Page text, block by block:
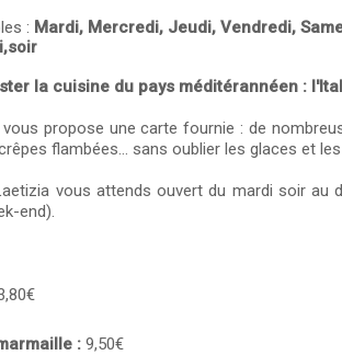
: Mardi, Mercredi, Jeudi, Vendredi,
la cuisine du pays méditérannéen :
propose une carte fournie : de
flambées… sans oublier les glaces et
vous attends ouvert du mardi soir au
end).
:9,50€